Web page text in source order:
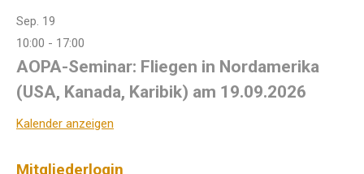
Sep. 19
10:00 - 17:00
AOPA-Seminar: Fliegen in Nordamerika
(USA, Kanada, Karibik) am 19.09.2026
Kalender anzeigen
Mitgliederlogin